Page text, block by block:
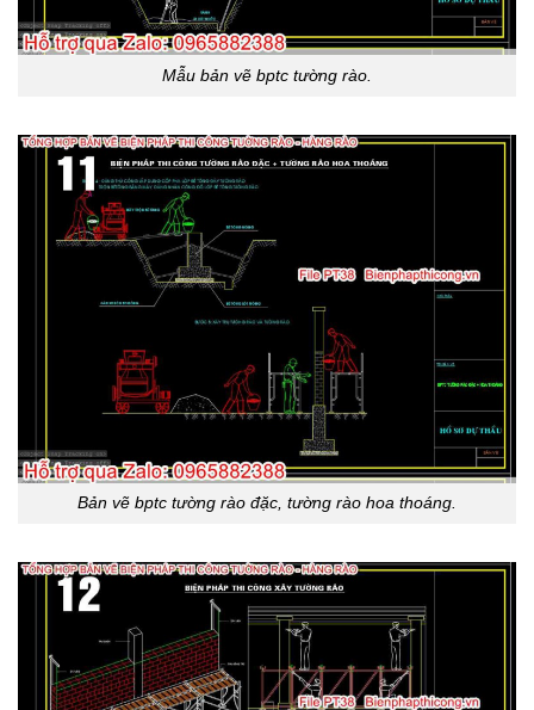
Mẫu bản vẽ bptc tường rào.
Bản vẽ bptc tường rào đặc, tường rào hoa thoáng.